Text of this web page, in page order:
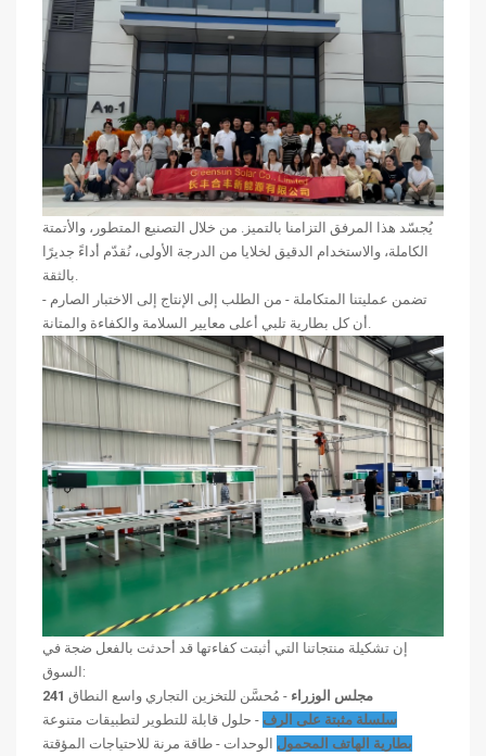
يُجسّد هذا المرفق التزامنا بالتميز. من خلال التصنيع المتطور، والأتمتة
الكاملة، والاستخدام الدقيق لخلايا من الدرجة الأولى، نُقدّم أداءً جديرًا
بالثقة.
تضمن عمليتنا المتكاملة - من الطلب إلى الإنتاج إلى الاختبار الصارم -
أن كل بطارية تلبي أعلى معايير السلامة والكفاءة والمتانة.
إن تشكيلة منتجاتنا التي أثبتت كفاءتها قد أحدثت بالفعل ضجة في
السوق:
241 مجلس الوزراء - مُحسَّن للتخزين التجاري واسع النطاق
سلسلة مثبتة على الرف - حلول قابلة للتطوير لتطبيقات متنوعة
بطارية الهاتف المحمول الوحدات - طاقة مرنة للاحتياجات المؤقتة